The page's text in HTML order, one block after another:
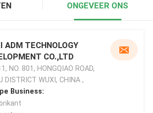
ONGEVEER ONS
ADM TECHNOLOGY
CO.,LTD
NO. 801, HONGQIAO ROAD,
DISTRICT WUXI, CHINA ,
Business: